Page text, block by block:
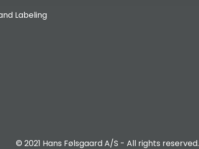
Labeling
© 2021 Hans Følsgaard A/S - All rights reserved.